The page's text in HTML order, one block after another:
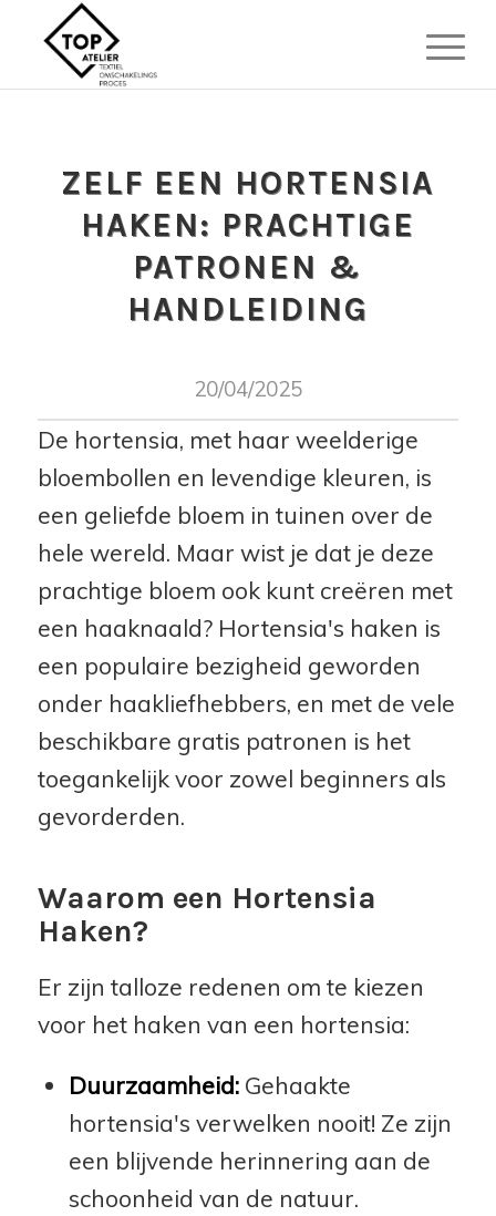
ZELF EEN HORTENSIA
HAKEN: PRACHTIGE
PATRONEN &
HANDLEIDING
20/04/2025
De hortensia, met haar weelderige
bloembollen en levendige kleuren, is
een geliefde bloem in tuinen over de
hele wereld. Maar wist je dat je deze
prachtige bloem ook kunt creëren met
een haaknaald? Hortensia's haken is
een populaire bezigheid geworden
onder haakliefhebbers, en met de vele
beschikbare gratis patronen is het
toegankelijk voor zowel beginners als
gevorderden.
Waarom een Hortensia
Haken?
Er zijn talloze redenen om te kiezen
voor het haken van een hortensia:
Duurzaamheid:Gehaakte
hortensia's verwelken nooit! Ze zijn
een blijvende herinnering aan de
schoonheid van de natuur.